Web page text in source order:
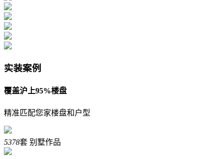
实装案例
覆盖沪上95%楼盘
精准匹配您家楼盘和户型
5378套 别墅作品